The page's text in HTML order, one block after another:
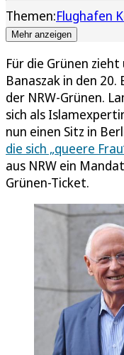
Themen:Flughafen
Mehr anzeigen
Für die Grünen
Banaszak in den
der NRW-Grünen.
sich als
nun einen Sitz in
die sich „queere
aus NRW ein
Grünen-Ticket.